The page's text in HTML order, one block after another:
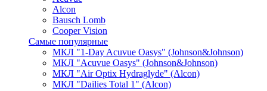
Alcon
Bausch Lomb
Cooper Vision
Самые популярные
МКЛ "1-Day Acuvue Oasys" (Johnson&Johnson)
МКЛ "Acuvue Oasys" (Johnson&Johnson)
МКЛ "Air Optix Hydraglyde" (Alcon)
МКЛ "Dailies Total 1" (Alcon)